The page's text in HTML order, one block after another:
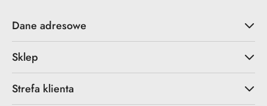
Dane adresowe
Sklep
Strefa klienta